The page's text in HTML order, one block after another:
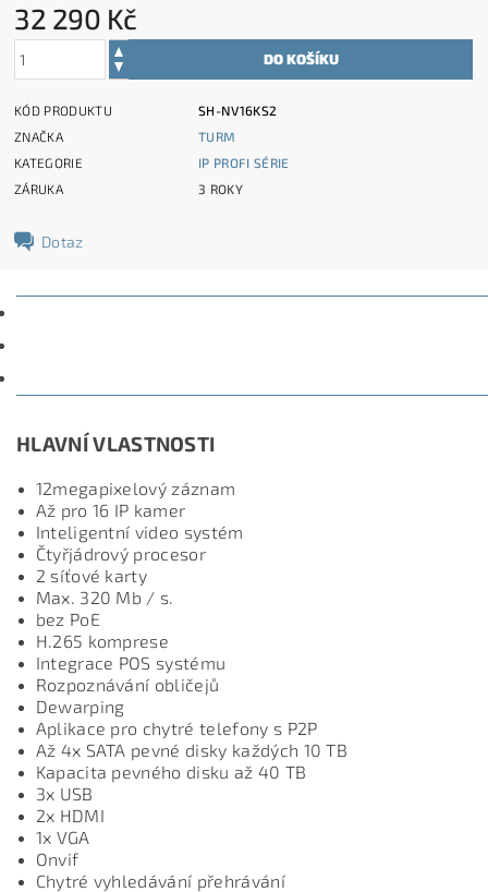
32 290 Kč
KÓD PRODUKTU
SH-NV16KS2
ZNAČKA
TURM
KATEGORIE
IP PROFI SÉRIE
ZÁRUKA
3 ROKY
Dotaz
HLAVNÍ VLASTNOSTI
12megapixelový záznam
Až pro 16 IP kamer
Inteligentní video systém
Čtyřjádrový procesor
2 síťové karty
Max. 320 Mb / s.
bez PoE
H.265 komprese
Integrace POS systému
Rozpoznávání obličejů
Dewarping
Aplikace pro chytré telefony s P2P
Až 4x SATA pevné disky každých 10 TB
Kapacita pevného disku až 40 TB
3x USB
2x HDMI
1x VGA
Onvif
Chytré vyhledávání přehrávání